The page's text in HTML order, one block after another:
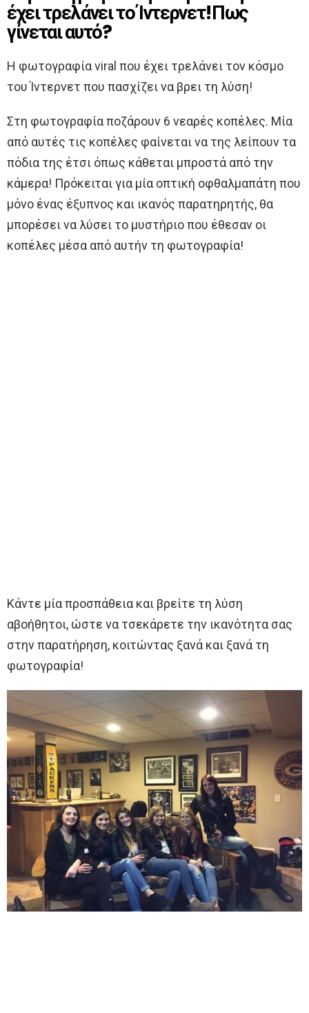
έχει τρελάνει το Ίντερνετ!Πως
γίνεται αυτό?
Η φωτογραφία viral που έχει τρελάνει τον κόσμο
του Ίντερνετ που πασχίζει να βρει τη λύση!
Στη φωτογραφία ποζάρουν 6 νεαρές κοπέλες. Μία
από αυτές τις κοπέλες φαίνεται να της λείπουν τα
πόδια της έτσι όπως κάθεται μπροστά από την
κάμερα! Πρόκειται για μία οπτική οφθαλμαπάτη που
μόνο ένας έξυπνος και ικανός παρατηρητής, θα
μπορέσει να λύσει το μυστήριο που έθεσαν οι
κοπέλες μέσα από αυτήν τη φωτογραφία!
Κάντε μία προσπάθεια και βρείτε τη λύση
αβοήθητοι, ώστε να τσεκάρετε την ικανότητα σας
στην παρατήρηση, κοιτώντας ξανά και ξανά τη
φωτογραφία!